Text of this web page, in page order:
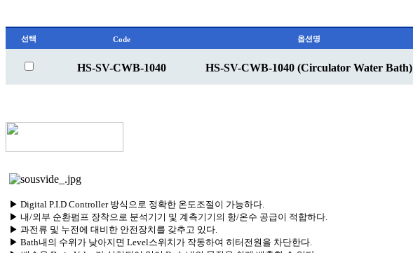
선택 Code 옵션명
HS-SV-CWB-1040 HS-SV-CWB-1040 (Circulator Water Bath)
▶ Digital P.I.D Controller 방식으로 정확한 온도조절이 가능하다.
▶ 내/외부 순환펌프 장착으로 분석기기 및 계측기기의 항/온수 공급이 적합하다.
▶ 과전류 및 누전에 대비한 안전장치를 갖추고 있다.
▶ Bath내의 수위가 낮아지면 Level스위치가 작동하여 히터전원을 차단한다.